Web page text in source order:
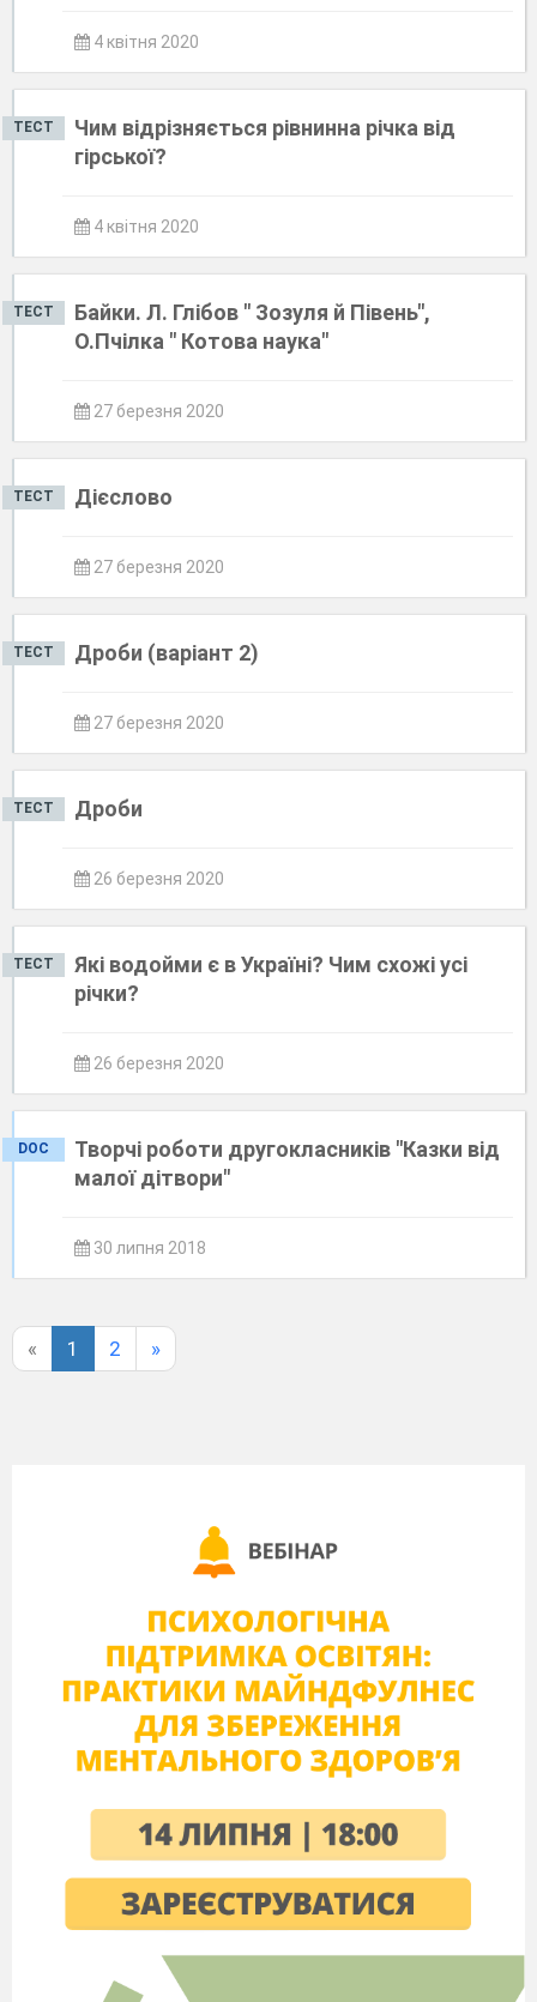
4 квітня 2020
ТЕСТ
Чим відрізняється рівнинна річка від
гірської?
4 квітня 2020
ТЕСТ
Байки. Л. Глібов " Зозуля й Півень",
О.Пчілка " Котова наука"
27 березня 2020
ТЕСТ Дієслово
27 березня 2020
ТЕСТ Дроби (варіант 2)
27 березня 2020
ТЕСТ Дроби
26 березня 2020
ТЕСТ
Які водойми є в Україні? Чим схожі усі
річки?
26 березня 2020
DOC
Творчі роботи другокласників "Казки від
малої дітвори"
30 липня 2018
« 1 2 »